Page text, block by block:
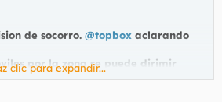
de socorro. @topbox aclarando
por la zona se puede dirimir
la otra.
clic para expandir...